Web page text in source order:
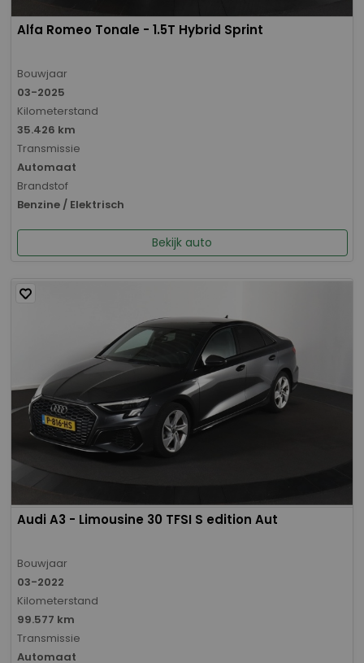
Alfa Romeo Tonale - 1.5T Hybrid Sprint
Bouwjaar
03-2025
Kilometerstand
35.426 km
Transmissie
Automaat
Brandstof
Benzine / Elektrisch
Bekijk auto
Audi A3 - Limousine 30 TFSI S edition Aut
Bouwjaar
03-2022
Kilometerstand
99.577 km
Transmissie
Automaat